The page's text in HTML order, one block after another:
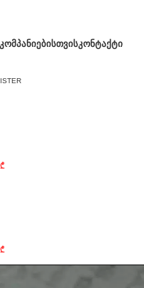
ᲙᲝᲜᲢᲐᲥᲢᲘ
₾
₾